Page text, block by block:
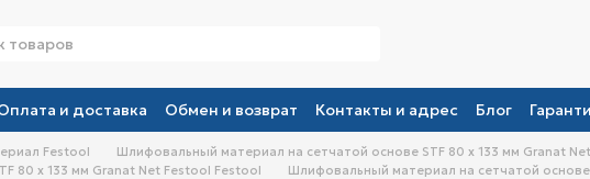
и доставка Обмен и возврат Контакты и адрес Блог
Festool
Шлифовальный материал на сетчатой основе STF 80 x 133 мм Granat
80 x 133 мм Granat Net Festool Festool
Шлифовальный материал на сетчатой основе